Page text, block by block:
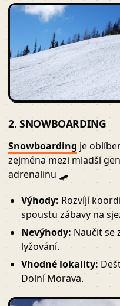
2. SNOWBOARDING
Snowboarding je
zejména mezi mladší
adrenalinu 🛹
Výhody: Rozvíjí
spoustu zábavy na
Nevýhody:Naučit se
lyžování.
Vhodné lokality:
Dolní Morava.